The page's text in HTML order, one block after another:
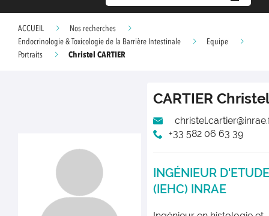
ACCUEIL
Nos recherches
Endocrinologie & Toxicologie de la Barrière Intestinale
Equipe
Portraits
Christel CARTIER
CARTIER
+33 582 06 63 39
INGÉNIEUR
(IEHC) INRAE